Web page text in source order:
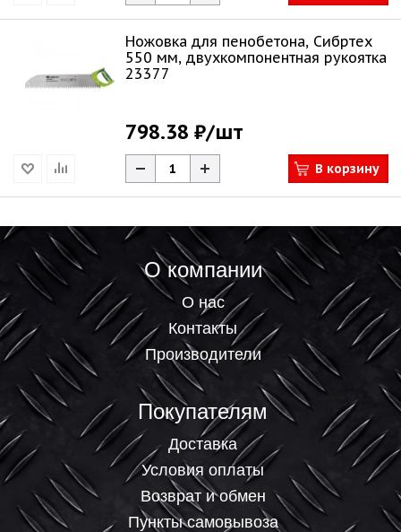
Ножовка для пенобетона, Сибртех
550 мм, двухкомпонентная рукоятка
23377
798.38 ₽/шт
В корзину
О компании
О нас
Контакты
Производители
Покупателям
Доставка
Условия оплаты
Возврат и обмен
Пункты самовывоза